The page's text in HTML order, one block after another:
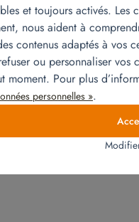
pour que votre
faciliter votre retour
Elles
gaz, eau téléphone,
les établissements
dossier fiscal, etc.
et le réseau étroit avec
ou une adresse,
et toujours activés. Les
nous aident à
contenus adaptés à vos
ou personnaliser
moment. Pour plus
personnelles ».